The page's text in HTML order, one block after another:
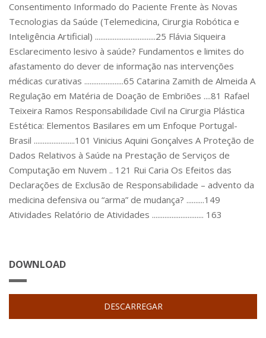
Consentimento Informado do Paciente Frente às Novas
Tecnologias da Saúde (Telemedicina, Cirurgia Robótica e
Inteligência Artificial) ..................................25 Flávia Siqueira
Esclarecimento lesivo à saúde? Fundamentos e limites do
afastamento do dever de informação nas intervenções
médicas curativas ......................65 Catarina Zamith de Almeida A
Regulação em Matéria de Doação de Embriões ....81 Rafael
Teixeira Ramos Responsabilidade Civil na Cirurgia Plástica
Estética: Elementos Basilares em um Enfoque Portugal-
Brasil .......................101 Vinicius Aquini Gonçalves A Proteção de
Dados Relativos à Saúde na Prestação de Serviços de
Computação em Nuvem .. 121 Rui Caria Os Efeitos das
Declarações de Exclusão de Responsabilidade – advento da
medicina defensiva ou “arma” de mudança? ..........149
Atividades Relatório de Atividades ............................. 163
DOWNLOAD
DESCARREGAR